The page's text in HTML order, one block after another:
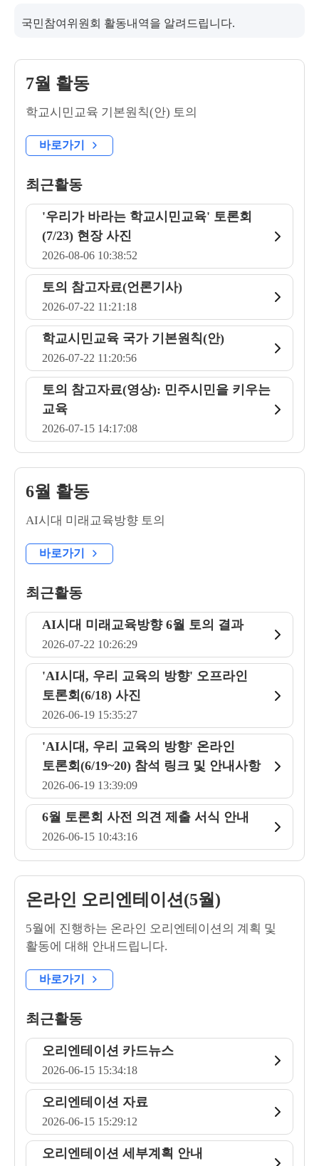
국민참여위원회 활동내역을 알려드립니다.
7월 활동
학교시민교육 기본원칙(안) 토의
바로가기
최근활동
'우리가 바라는 학교시민교육' 토론회
(7/23) 현장 사진
2026-08-06 10:38:52
토의 참고자료(언론기사)
2026-07-22 11:21:18
학교시민교육 국가 기본원칙(안)
2026-07-22 11:20:56
토의 참고자료(영상): 민주시민을 키우는
교육
2026-07-15 14:17:08
6월 활동
AI시대 미래교육방향 토의
바로가기
최근활동
AI시대 미래교육방향 6월 토의 결과
2026-07-22 10:26:29
'AI시대, 우리 교육의 방향' 오프라인
토론회(6/18) 사진
2026-06-19 15:35:27
'AI시대, 우리 교육의 방향' 온라인
토론회(6/19~20) 참석 링크 및 안내사항
2026-06-19 13:39:09
6월 토론회 사전 의견 제출 서식 안내
2026-06-15 10:43:16
온라인 오리엔테이션(5월)
5월에 진행하는 온라인 오리엔테이션의 계획 및
활동에 대해 안내드립니다.
바로가기
최근활동
오리엔테이션 카드뉴스
2026-06-15 15:34:18
오리엔테이션 자료
2026-06-15 15:29:12
오리엔테이션 세부계획 안내